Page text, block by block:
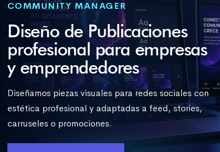
COMMUNITY MANAGER
Diseño de Publicaciones
profesional para empresas
y emprendedores
Diseñamos piezas visuales para redes sociales con
estética profesional y adaptadas a feed, stories,
carruseles o promociones.